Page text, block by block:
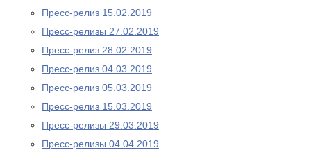
Пресс-релиз 15.02.2019
Пресс-релизы 27.02.2019
Пресс-релиз 28.02.2019
Пресс-релиз 04.03.2019
Пресс-релиз 05.03.2019
Пресс-релиз 15.03.2019
Пресс-релизы 29.03.2019
Пресс-релизы 04.04.2019